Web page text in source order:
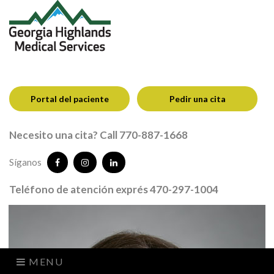
Portal del paciente Pedir una cita
Necesito una cita? Call 770-887-1668
Síganos
Teléfono de atención exprés 470-297-1004
MENU